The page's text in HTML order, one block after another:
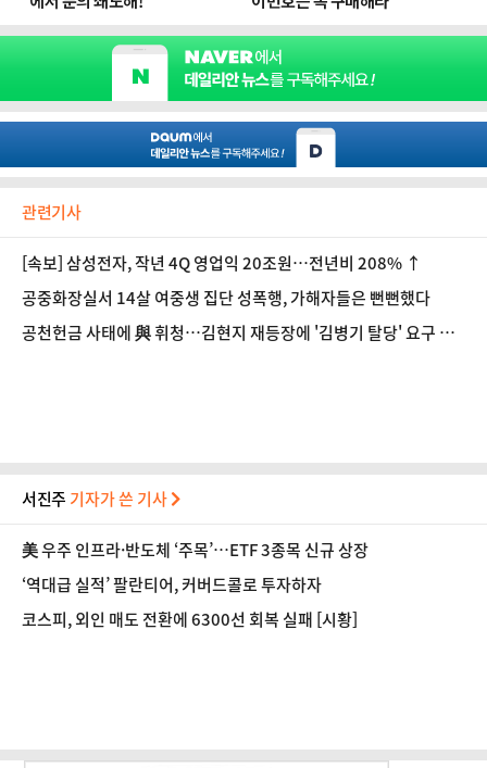
관련기사
[속보] 삼성전자, 작년 4Q 영업익 20조원…전년비 208% ↑
공중화장실서 14살 여중생 집단 성폭행, 가해자들은 뻔뻔했다
공천헌금 사태에 與 휘청…김현지 재등장에 '김병기 탈당' 요구 분
서진주 기자가 쓴 기사
美 우주 인프라·반도체 ‘주목’…ETF 3종목 신규 상장
‘역대급 실적’ 팔란티어, 커버드콜로 투자하자
코스피, 외인 매도 전환에 6300선 회복 실패 [시황]